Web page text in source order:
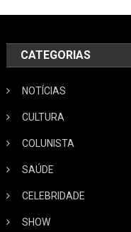
CATEGORIAS
NOTÍCIAS
CULTURA
COLUNISTA
SAÚDE
CELEBRIDADE
SHOW